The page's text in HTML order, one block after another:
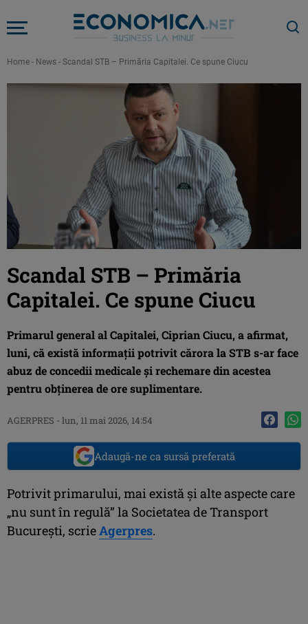
Home - News - Scandal STB – Primăria Capitalei. Ce spune Ciucu
Scandal STB – Primăria
Capitalei. Ce spune Ciucu
Primarul general al Capitalei, Ciprian Ciucu, a afirmat,
luni, că există informaţii potrivit cărora la STB s-ar face
abuz de concedii medicale şi rechemare din acestea
pentru obţinerea de ore suplimentare.
AGERPRES - lun, 11 mai 2026, 14:54
Adaugă-ne ca sursă preferată
Potrivit primarului, mai există şi alte aspecte care
„nu sunt în regulă” la Societatea de Transport
Bucureşti, scrieAgerpres.